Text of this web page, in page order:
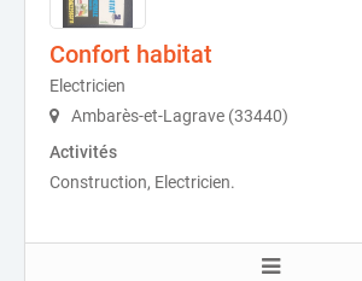
Confort habitat
Electricien
Ambarès-et-Lagrave (33440)
Activités
Construction, Electricien.